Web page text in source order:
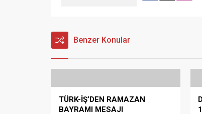
Benzer Konular
TÜRK-İŞ’DEN RAMAZAN
BAYRAMI MESAJI